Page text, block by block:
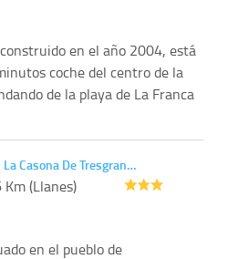
en el año 2004, está
coche del centro de la
de la playa de La Franca
La Casona De Tresgran…
Km (Llanes)
en el pueblo de